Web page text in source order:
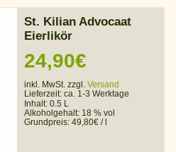
St. Kilian Advocaat
Eierlikör
24,90€
inkl. MwSt. zzgl. Versand
Lieferzeit: ca. 1-3 Werktage
Inhalt: 0.5 L
Alkoholgehalt: 18 % vol
Grundpreis: 49,80€ /l